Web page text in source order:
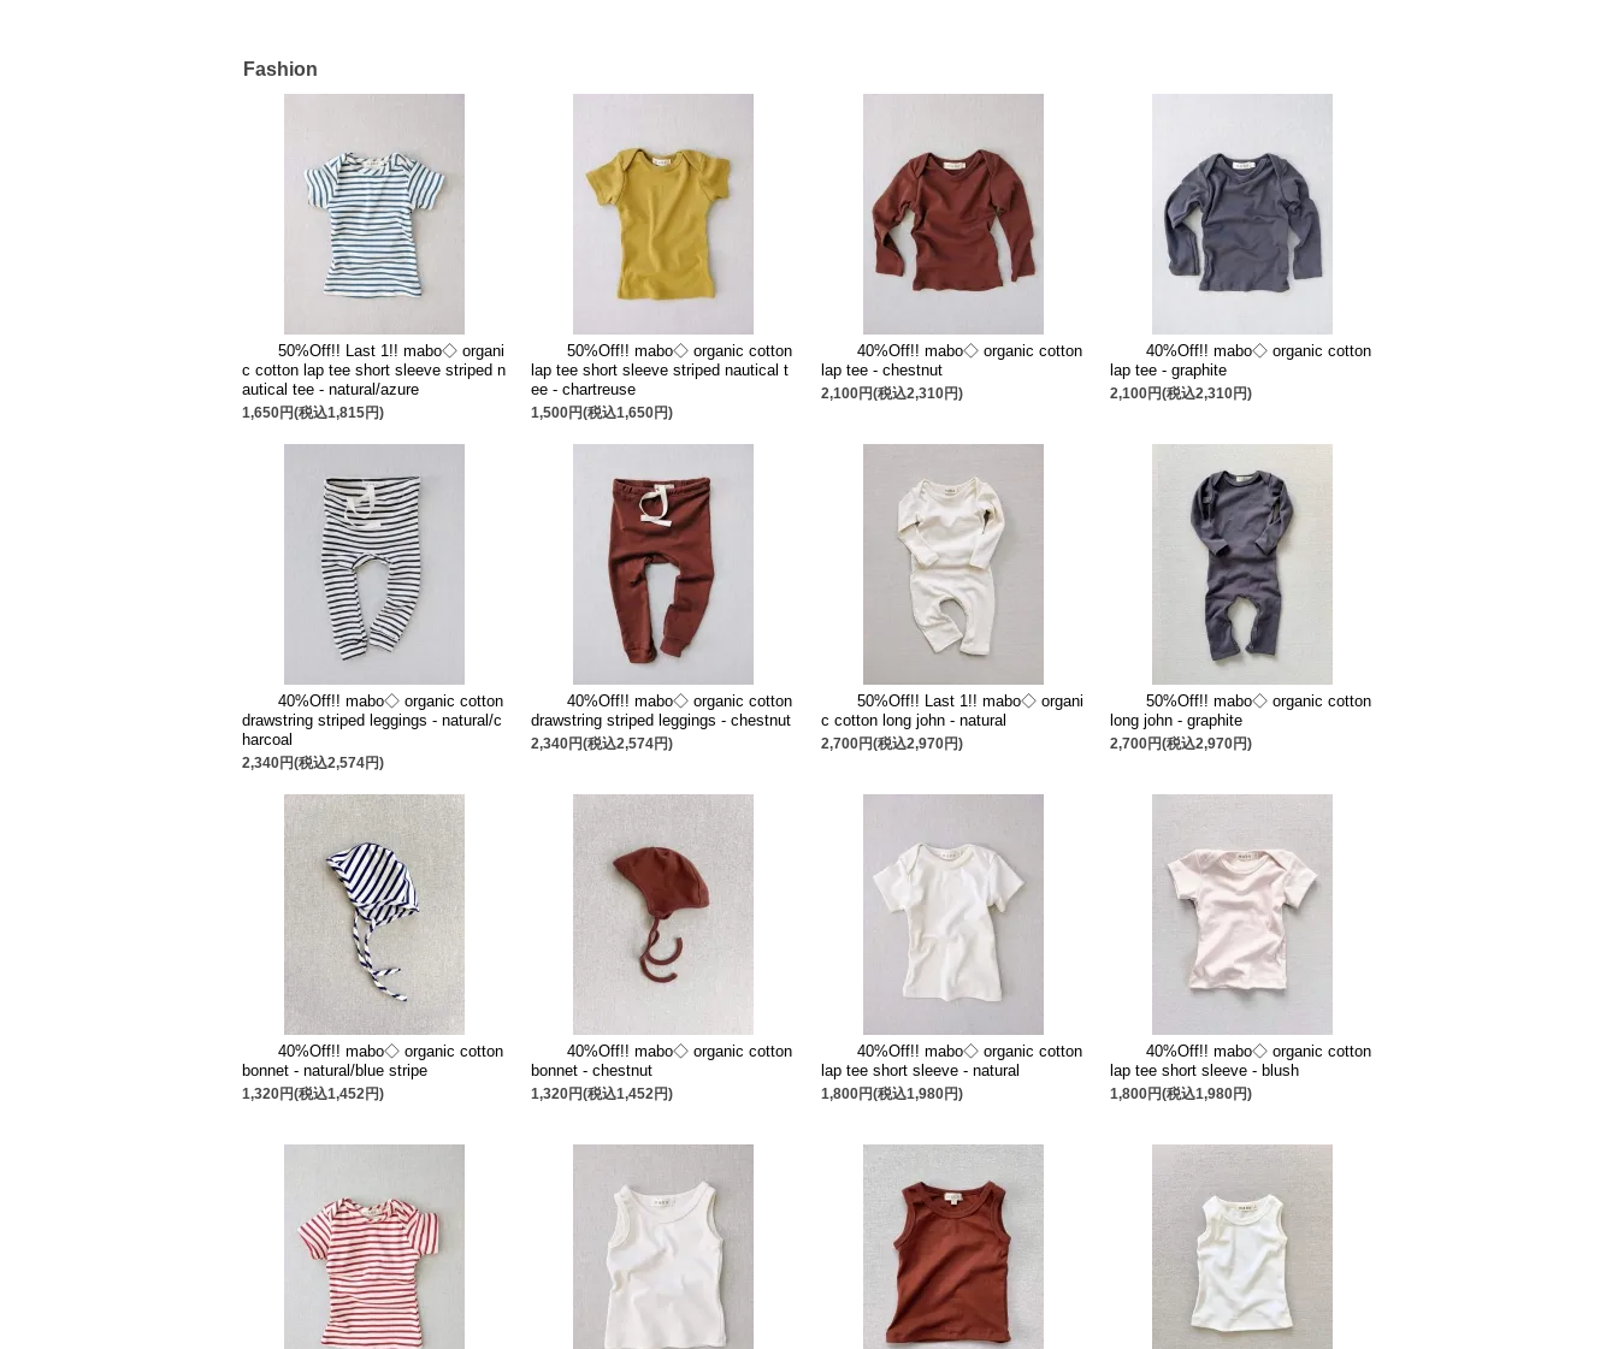
Fashion
50%Off!! Last 1!! mabo◇ organi
c cotton lap tee short sleeve striped n
autical tee - natural/azure
1,650円(税込1,815円)
50%Off!! mabo◇ organic cotton
lap tee short sleeve striped nautical t
ee - chartreuse
1,500円(税込1,650円)
40%Off!! mabo◇ organic cotton
lap tee - chestnut
2,100円(税込2,310円)
40%Off!! mabo◇ organic cotton
lap tee - graphite
2,100円(税込2,310円)
40%Off!! mabo◇ organic cotton
drawstring striped leggings - natural/c
harcoal
2,340円(税込2,574円)
40%Off!! mabo◇ organic cotton
drawstring striped leggings - chestnut
2,340円(税込2,574円)
50%Off!! Last 1!! mabo◇ organi
c cotton long john - natural
2,700円(税込2,970円)
50%Off!! mabo◇ organic cotton
long john - graphite
2,700円(税込2,970円)
40%Off!! mabo◇ organic cotton
bonnet - natural/blue stripe
1,320円(税込1,452円)
40%Off!! mabo◇ organic cotton
bonnet - chestnut
1,320円(税込1,452円)
40%Off!! mabo◇ organic cotton
lap tee short sleeve - natural
1,800円(税込1,980円)
40%Off!! mabo◇ organic cotton
lap tee short sleeve - blush
1,800円(税込1,980円)